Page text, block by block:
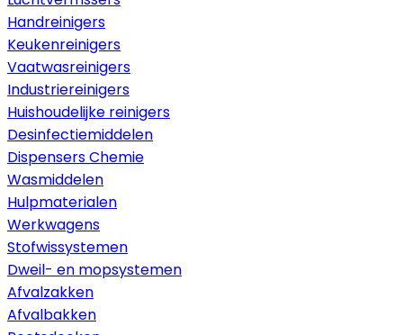
Handreinigers
Keukenreinigers
Vaatwasreinigers
Industriereinigers
Huishoudelijke reinigers
Desinfectiemiddelen
Dispensers Chemie
Wasmiddelen
Hulpmaterialen
Werkwagens
Stofwissystemen
Dweil- en mopsystemen
Afvalzakken
Afvalbakken